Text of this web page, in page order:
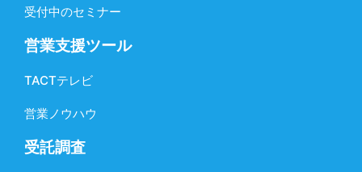
受付中のセミナー
営業支援ツール
TACTテレビ
営業ノウハウ
受託調査